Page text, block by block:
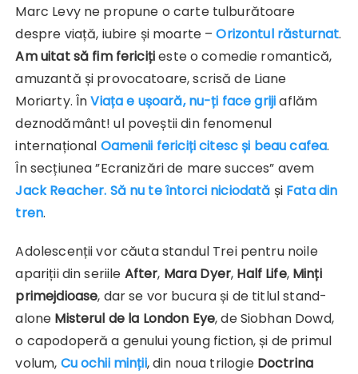
Marc Levy ne propune o carte tulburătoare
despre viață, iubire și moarte –Orizontul răsturnat.
Am uitat să fim fericițieste o comedie romantică,
amuzantă și provocatoare, scrisă de Liane
Moriarty. ÎnViața e ușoară, nu-ți face grijiaflăm
deznodământ! ul poveștii din fenomenul
internațional Oamenii fericiți citesc și beau cafea.
În secțiunea ”Ecranizări de mare succes” avem
Jack Reacher. Să nu te întorci niciodată și Fata din
tren.
Adolescenții vor căuta standul Trei pentru noile
apariții din seriile After, Mara Dyer, Half Life, Minți
primejdioase, dar se vor bucura și de titlul stand-
alone Misterul de la London Eye, de Siobhan Dowd,
o capodoperă a genului young fiction, și de primul
volum, Cu ochii minții, din noua trilogie Doctrina